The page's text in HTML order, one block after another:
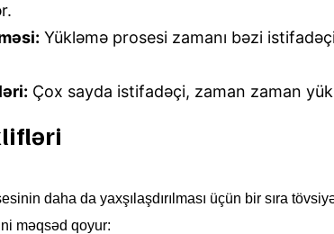
Yükləmə prosesi zamanı bəzi
Çox sayda istifadəçi, zaman zaman
daha da yaxşılaşdırılması üçün bir sıra
məqsəd qoyur: